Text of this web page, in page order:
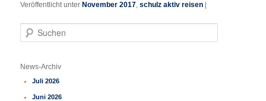
Veröffentlicht unter November 2017,schulz aktiv reisen
u
h
n
News-Archiv
Juli 2026
Juni 2026